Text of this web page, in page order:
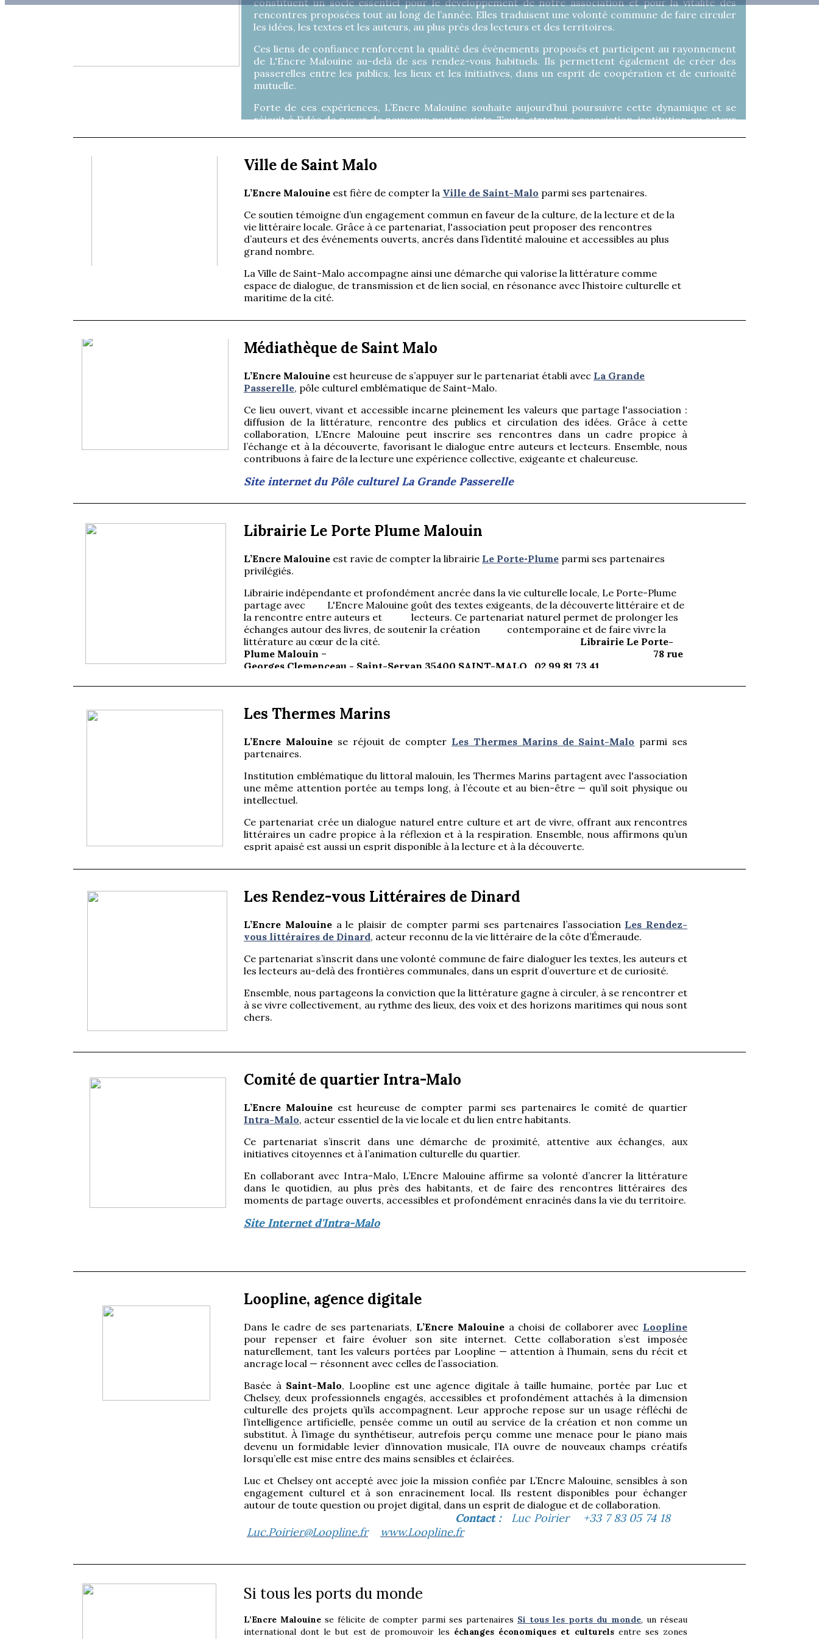
rencontres proposées tout au long de l’année. Elles traduisent une volonté commune de faire circuler
les idées, les textes et les auteurs, au plus près des lecteurs et des territoires.
Ces liens de confiance renforcent la qualité des événements proposés et participent au rayonnement
de L'Encre Malouine au-delà de ses rendez-vous habituels. Ils permettent également de créer des
passerelles entre les publics, les lieux et les initiatives, dans un esprit de coopération et de curiosité
mutuelle.
Forte de ces expériences, L’Encre Malouine souhaite aujourd’hui poursuivre cette dynamique et se
réjouit à l’idée de nouer de nouveaux partenariats. Toute structure, association, institution ou acteur
Pour initier un échange, il suffit de nous écrire à
Ville de Saint Malo
L’Encre Malouine est fière de compter la Ville de Saint-Malo parmi ses partenaires.
Ce soutien témoigne d’un engagement commun en faveur de la culture, de la lecture et de la
vie littéraire locale. Grâce à ce partenariat, l'association peut proposer des rencontres
d’auteurs et des événements ouverts, ancrés dans l’identité malouine et accessibles au plus
grand nombre.
La Ville de Saint-Malo accompagne ainsi une démarche qui valorise la littérature comme
espace de dialogue, de transmission et de lien social, en résonance avec l’histoire culturelle et
maritime de la cité.
Site internetde la ville de Saint-Malo
Médiathèque de Saint Malo
L’Encre Malouine est heureuse de s’appuyer sur le partenariat établi avec La Grande
Passerelle, pôle culturel emblématique de Saint-Malo.
Ce lieu ouvert, vivant et accessible incarne pleinement les valeurs que partage l'association :
diffusion de la littérature, rencontre des publics et circulation des idées. Grâce à cette
collaboration, L’Encre Malouine peut inscrire ses rencontres dans un cadre propice à
l’échange et à la découverte, favorisant le dialogue entre auteurs et lecteurs. Ensemble, nous
contribuons à faire de la lecture une expérience collective, exigeante et chaleureuse.
Site internet du Pôle culturel La Grande Passerelle
Librairie Le Porte Plume Malouin
L’Encre Malouine est ravie de compter la librairie Le Porte‑Plume parmi ses partenaires
privilégiés.
Librairie indépendante et profondément ancrée dans la vie culturelle locale, Le Porte-Plume
partage avec L'Encre Malouine goût des textes exigeants, de la découverte littéraire et de
la rencontre entre auteurs et lecteurs. Ce partenariat naturel permet de prolonger les
échanges autour des livres, de soutenir la création contemporaine et de faire vivre la
littérature au cœur de la cité. Librairie Le Porte-
Plume Malouin –
78 rue
Georges Clemenceau - Saint-Servan 35400 SAINT-MALO 02 99 81 73 41
Site internet du Porte-Plume Malouin
Les Thermes Marins
L’Encre Malouinese réjouit de compter Les Thermes Marins de Saint-Malo parmi ses
partenaires.
Institution emblématique du littoral malouin, les Thermes Marins partagent avec l'association
une même attention portée au temps long, à l’écoute et au bien-être — qu’il soit physique ou
intellectuel.
Ce partenariat crée un dialogue naturel entre culture et art de vivre, offrant aux rencontres
littéraires un cadre propice à la réflexion et à la respiration. Ensemble, nous affirmons qu’un
esprit apaisé est aussi un esprit disponible à la lecture et à la découverte.
Site internetdes Thermes Marins
Les Rendez-vous Littéraires de Dinard
L’Encre Malouinea le plaisir de compter parmi ses partenaires l’association Les Rendez-
vous littéraires de Dinard, acteur reconnu de la vie littéraire de la côte d’Émeraude.
Ce partenariat s’inscrit dans une volonté commune de faire dialoguer les textes, les auteurs et
les lecteurs au-delà des frontières communales, dans un esprit d’ouverture et de curiosité.
Ensemble, nous partageons la conviction que la littérature gagne à circuler, à se rencontrer et
à se vivre collectivement, au rythme des lieux, des voix et des horizons maritimes qui nous sont
chers.
Comité de quartier Intra-Malo
L’Encre Malouine est heureuse de compter parmi ses partenaires le comité de quartier
Intra-Malo, acteur essentiel de la vie locale et du lien entre habitants.
Ce partenariat s’inscrit dans une démarche de proximité, attentive aux échanges, aux
initiatives citoyennes et à l’animation culturelle du quartier.
En collaborant avec Intra-Malo, L’Encre Malouine affirme sa volonté d’ancrer la littérature
dans le quotidien, au plus près des habitants, et de faire des rencontres littéraires des
moments de partage ouverts, accessibles et profondément enracinés dans la vie du territoire.
Site Internet d'Intra-Malo
Loopline, agence digitale
Dans le cadre de ses partenariats, L’Encre Malouinea choisi de collaborer avec Loopline
pour repenser et faire évoluer son site internet. Cette collaboration s’est imposée
naturellement, tant les valeurs portées par Loopline — attention à l’humain, sens du récit et
ancrage local — résonnent avec celles de l’association.
Basée à Saint-Malo, Loopline est une agence digitale à taille humaine, portée par Luc et
Chelsey, deux professionnels engagés, accessibles et profondément attachés à la dimension
culturelle des projets qu’ils accompagnent. Leur approche repose sur un usage réfléchi de
l’intelligence artificielle, pensée comme un outil au service de la création et non comme un
substitut. À l’image du synthétiseur, autrefois perçu comme une menace pour le piano mais
devenu un formidable levier d’innovation musicale, l’IA ouvre de nouveaux champs créatifs
lorsqu’elle est mise entre des mains sensibles et éclairées.
Luc et Chelsey ont accepté avec joie la mission confiée par L’Encre Malouine, sensibles à son
engagement culturel et à son enracinement local. Ils restent disponibles pour échanger
autour de toute question ou projet digital, dans un esprit de dialogue et de collaboration.
Contact :Luc Poirier +33 7 83 05 74 18
Luc.Poirier@Loopline.fr
www.Loopline.fr
Si tous les ports du monde
L’Encre Malouine se félicite de compter parmi ses partenaires Si tous les ports du monde, un réseau
international dont le but est de promouvoir les échanges économiques et culturelsentre ses zones